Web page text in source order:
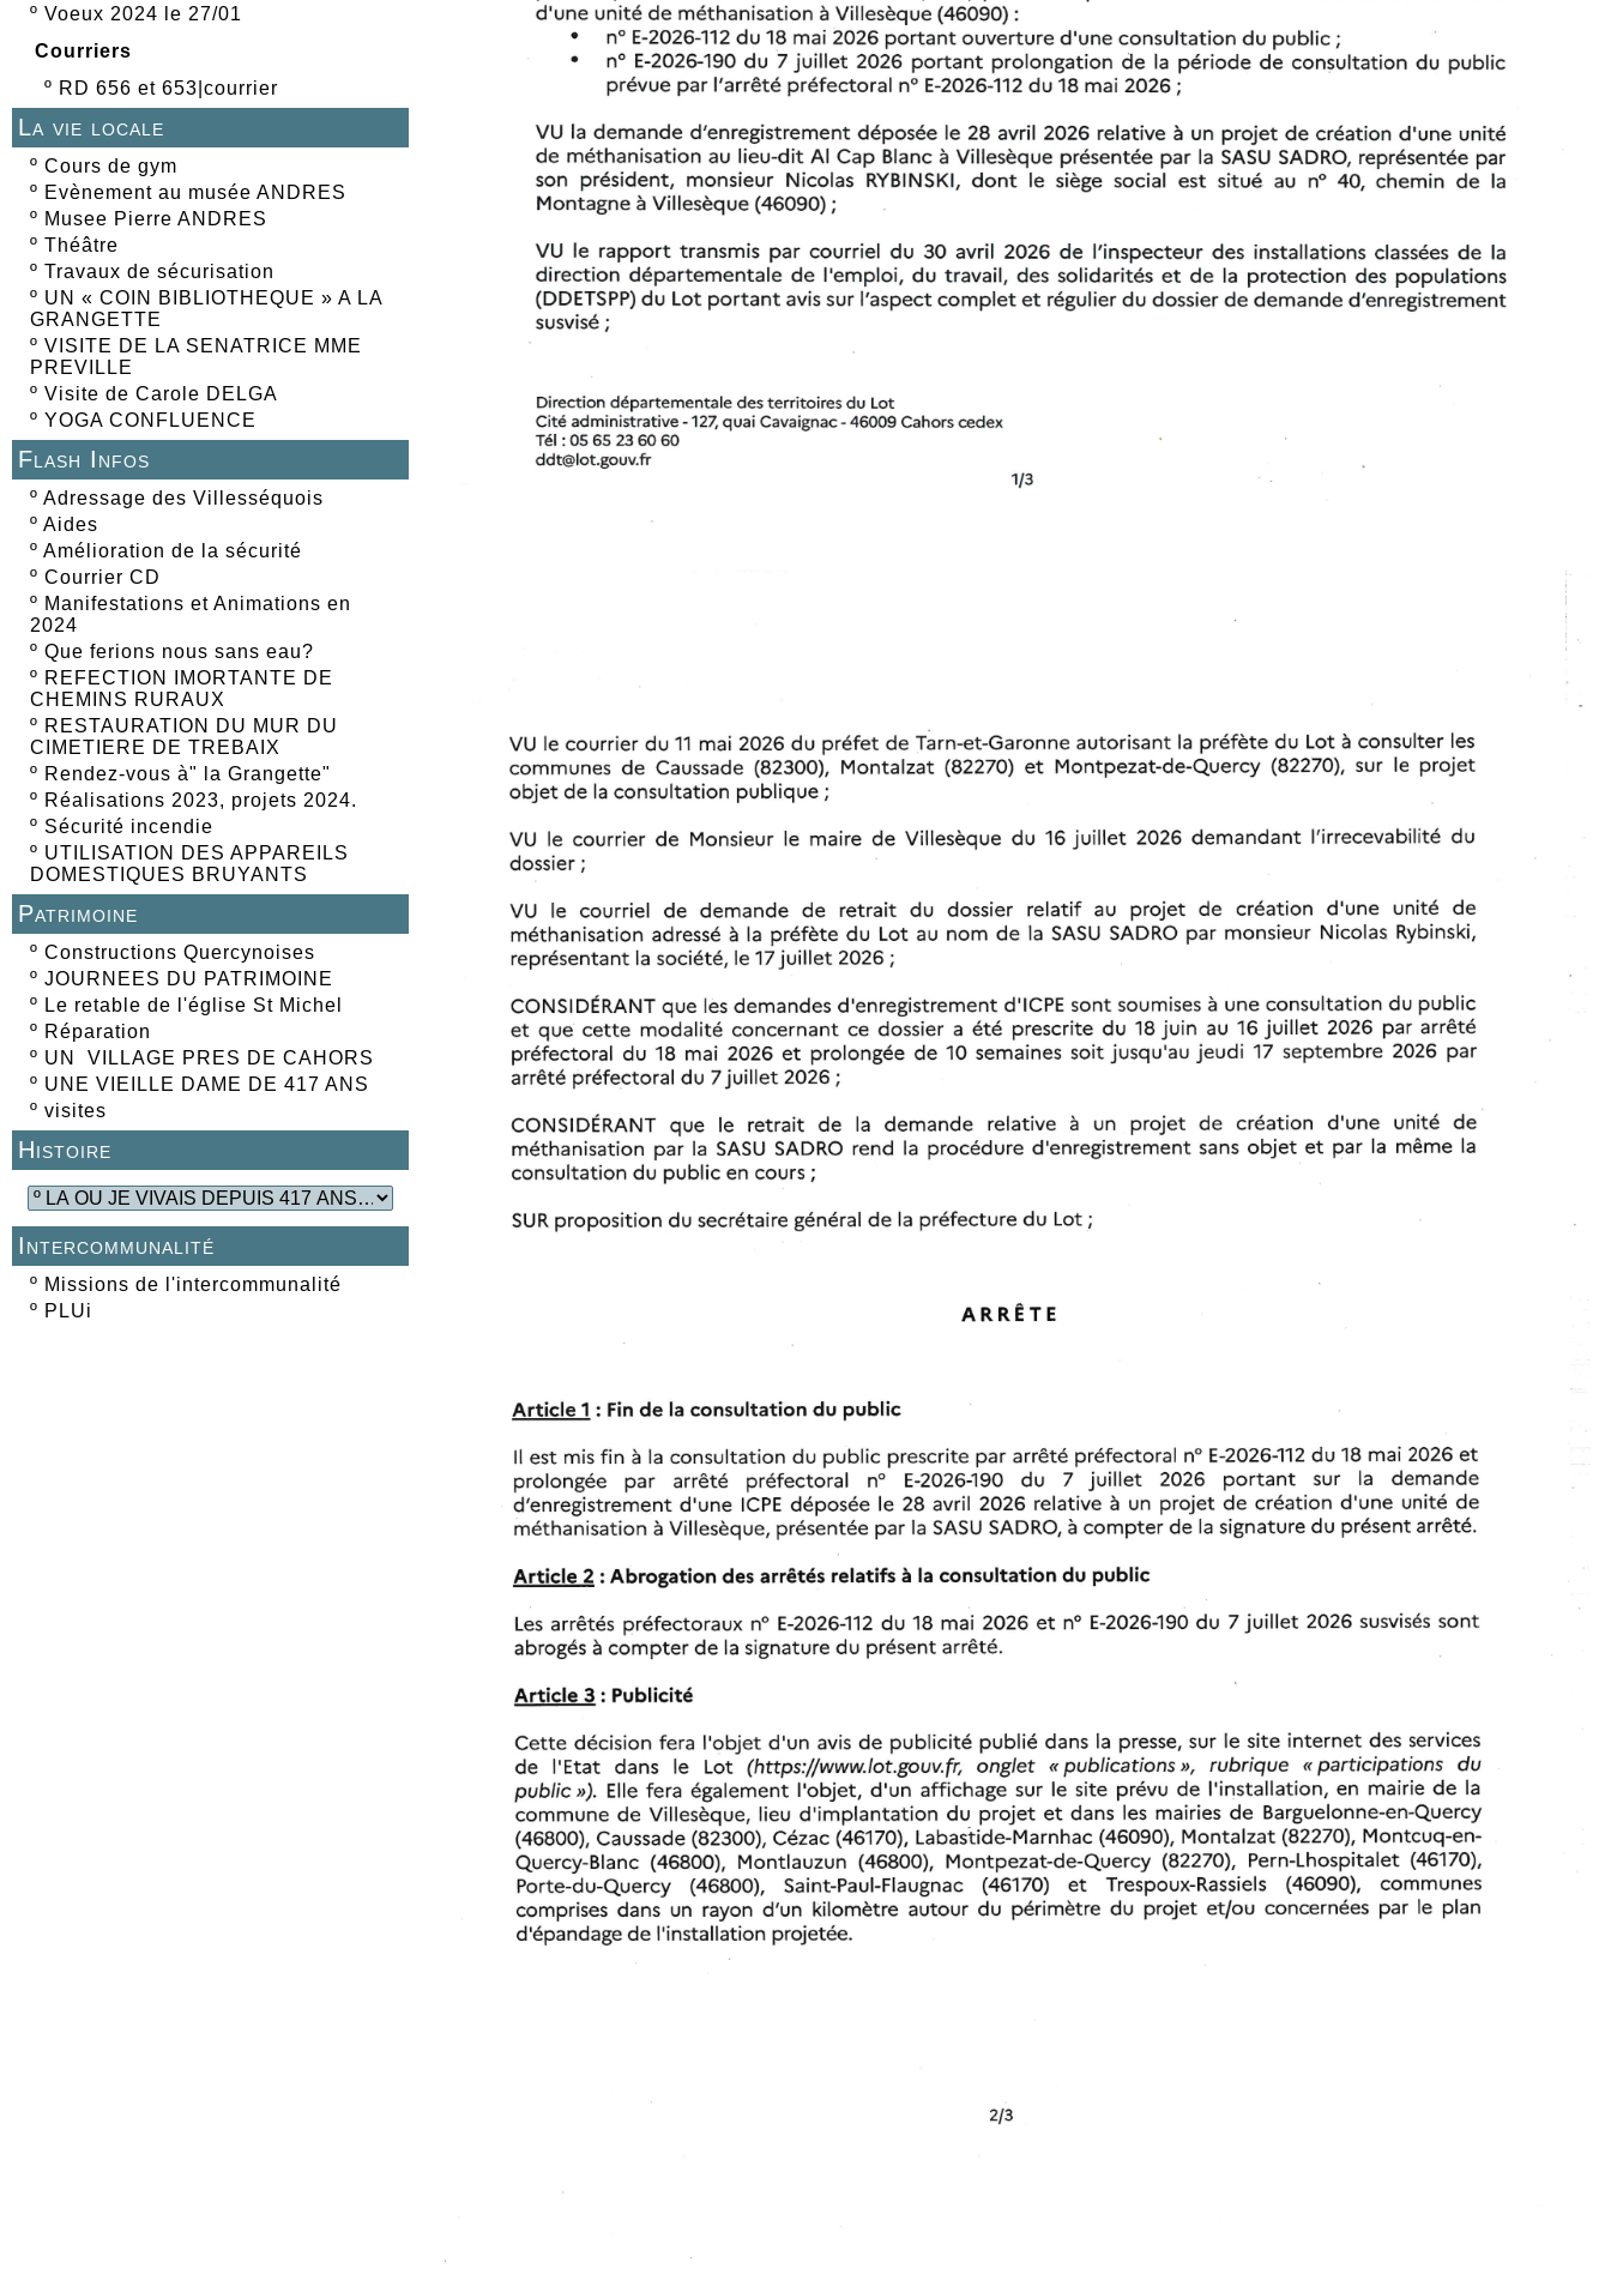
º Voeux 2024 le 27/01
Courriers
º RD 656 et 653|courrier
La vie locale
º Cours de gym
º Evènement au musée ANDRES
º Musee Pierre ANDRES
º Théâtre
º Travaux de sécurisation
º UN « COIN BIBLIOTHEQUE » A LA
GRANGETTE
º VISITE DE LA SENATRICE MME
PREVILLE
º Visite de Carole DELGA
º YOGA CONFLUENCE
Flash Infos
º Adressage des Villesséquois
º Aides
º Amélioration de la sécurité
º Courrier CD
º Manifestations et Animations en
2024
º Que ferions nous sans eau?
º REFECTION IMORTANTE DE
CHEMINS RURAUX
º RESTAURATION DU MUR DU
CIMETIERE DE TREBAIX
º Rendez-vous à" la Grangette"
º Réalisations 2023, projets 2024.
º Sécurité incendie
º UTILISATION DES APPAREILS
DOMESTIQUES BRUYANTS
Patrimoine
º Constructions Quercynoises
º JOURNEES DU PATRIMOINE
º Le retable de l'église St Michel
º Réparation
º UN VILLAGE PRES DE CAHORS
º UNE VIEILLE DAME DE 417 ANS
º visites
Histoire
Intercommunalité
º Missions de l'intercommunalité
º PLUi